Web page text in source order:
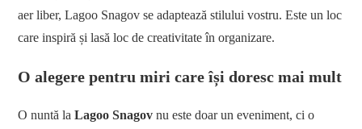
aer liber, Lagoo Snagov se adaptează stilului vostru. Este un loc
care inspiră și lasă loc de creativitate în organizare.
O alegere pentru miri care își doresc mai mult
O nuntă laLagoo Snagov nu este doar un eveniment, ci o